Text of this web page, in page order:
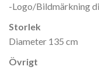
-Logo/Bildmärkning
Storlek
Diameter 135 cm
Övrigt